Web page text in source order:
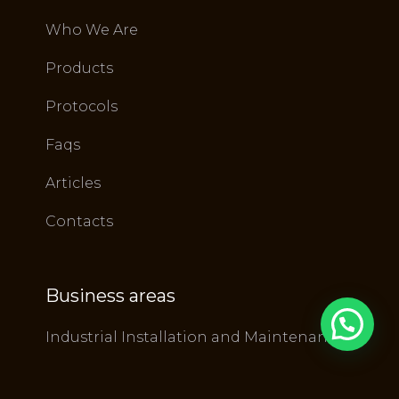
Who We Are
Products
Protocols
Faqs
Articles
Contacts
Business areas
Industrial Installation and Maintenance